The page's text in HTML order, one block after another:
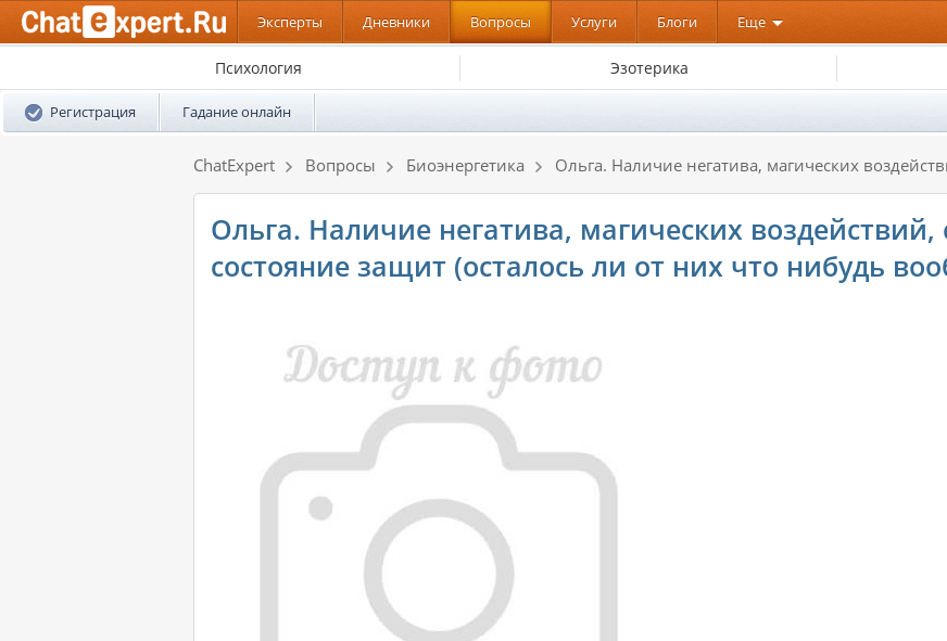
Эксперты Дневники Вопросы Услуги Блоги Еще
Психология Эзотерика
Регистрация Гадание онлайн
ChatExpert Вопросы Биоэнергетика Ольга. Наличие негатива, магических
Ольга. Наличие негатива, магических воздействий,
состояние защит (осталось ли от них что нибудь